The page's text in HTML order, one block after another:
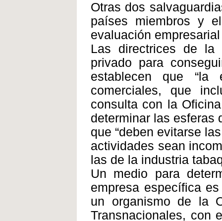
Otras dos
países miembros y
evaluación
Las directrices de la
privado para
establecen que “la
comerciales, que
consulta con la
determinar las esferas
que “deben evitarse
actividades sean
las de la industria
Un medio para
empresa específica
un organismo de la
Transnacionales, con